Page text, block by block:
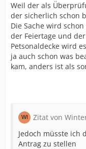
Weil der als
der sicherlich schon
Die Sache wird
der Feiertage und
Petsonaldecke wird
ja auch schon was
kam, anders ist als
Zitat von
Jedoch müsste ich
Antrag zu stellen